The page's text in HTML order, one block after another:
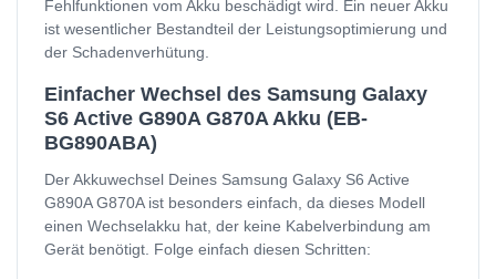
Fehlfunktionen vom Akku beschädigt wird. Ein neuer Akku
ist wesentlicher Bestandteil der Leistungsoptimierung und
der Schadenverhütung.
Einfacher Wechsel des Samsung Galaxy
S6 Active G890A G870A Akku (EB-
BG890ABA)
Der Akkuwechsel Deines Samsung Galaxy S6 Active
G890A G870A ist besonders einfach, da dieses Modell
einen Wechselakku hat, der keine Kabelverbindung am
Gerät benötigt. Folge einfach diesen Schritten: